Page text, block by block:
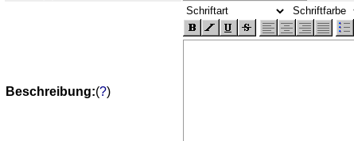
Beschreibung:(?)